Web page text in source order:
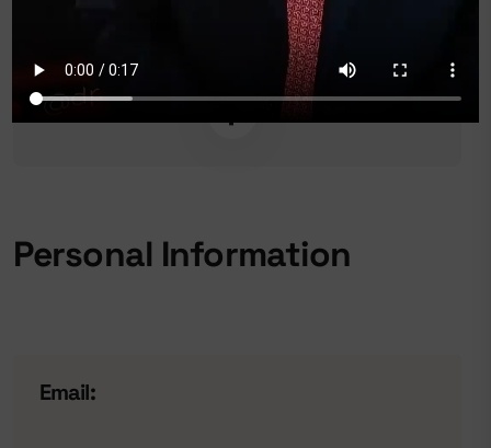
Asuntos Públicos en la Fundación País
Personal Information
Email: